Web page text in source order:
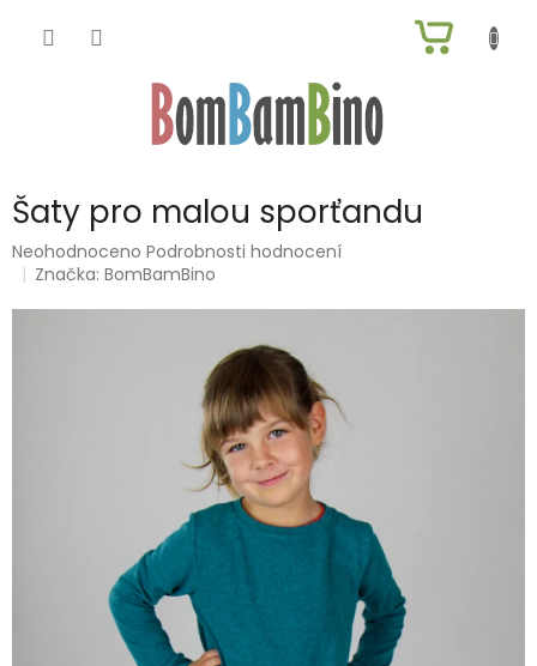
KOŠÍK
Šaty pro malou sporťandu
Průměrné
hodnocení
Neohodnoceno Podrobnosti hodnocení
Značka:BomBamBino